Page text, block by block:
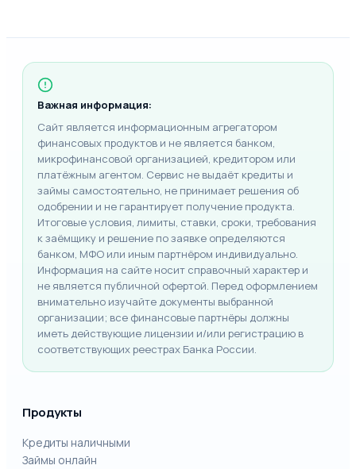
Важная информация:
Сайт является информационным агрегатором
финансовых продуктов и не является банком,
микрофинансовой организацией, кредитором или
платёжным агентом. Сервис не выдаёт кредиты и
займы самостоятельно, не принимает решения об
одобрении и не гарантирует получение продукта.
Итоговые условия, лимиты, ставки, сроки, требования
к заёмщику и решение по заявке определяются
банком, МФО или иным партнёром индивидуально.
Информация на сайте носит справочный характер и
не является публичной офертой. Перед оформлением
внимательно изучайте документы выбранной
организации; все финансовые партнёры должны
иметь действующие лицензии и/или регистрацию в
соответствующих реестрах Банка России.
Продукты
Кредиты наличными
Займы онлайн